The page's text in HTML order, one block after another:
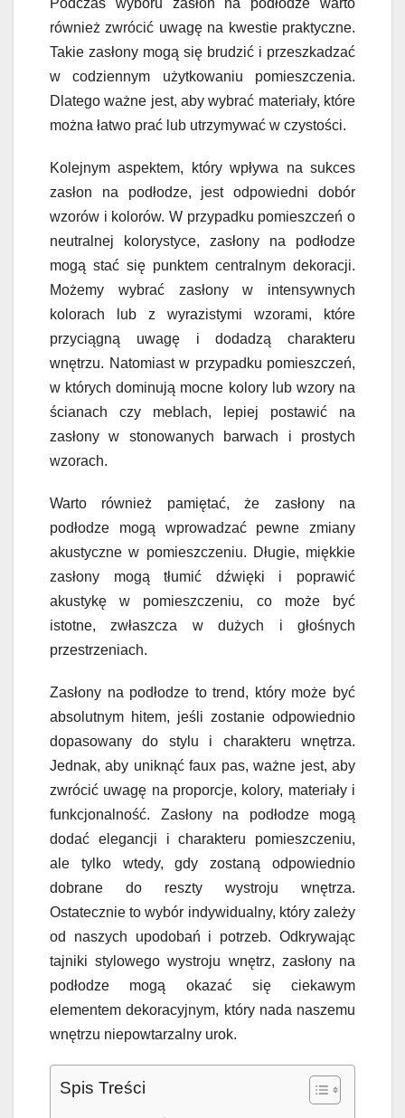
Podczas wyboru zasłon na podłodze warto
również zwrócić uwagę na kwestie praktyczne.
Takie zasłony mogą się brudzić i przeszkadzać
w codziennym użytkowaniu pomieszczenia.
Dlatego ważne jest, aby wybrać materiały, które
można łatwo prać lub utrzymywać w czystości.
Kolejnym aspektem, który wpływa na sukces
zasłon na podłodze, jest odpowiedni dobór
wzorów i kolorów. W przypadku pomieszczeń o
neutralnej kolorystyce, zasłony na podłodze
mogą stać się punktem centralnym dekoracji.
Możemy wybrać zasłony w intensywnych
kolorach lub z wyrazistymi wzorami, które
przyciągną uwagę i dodadzą charakteru
wnętrzu. Natomiast w przypadku pomieszczeń,
w których dominują mocne kolory lub wzory na
ścianach czy meblach, lepiej postawić na
zasłony w stonowanych barwach i prostych
wzorach.
Warto również pamiętać, że zasłony na
podłodze mogą wprowadzać pewne zmiany
akustyczne w pomieszczeniu. Długie, miękkie
zasłony mogą tłumić dźwięki i poprawić
akustykę w pomieszczeniu, co może być
istotne, zwłaszcza w dużych i głośnych
przestrzeniach.
Zasłony na podłodze to trend, który może być
absolutnym hitem, jeśli zostanie odpowiednio
dopasowany do stylu i charakteru wnętrza.
Jednak, aby uniknąć faux pas, ważne jest, aby
zwrócić uwagę na proporcje, kolory, materiały i
funkcjonalność. Zasłony na podłodze mogą
dodać elegancji i charakteru pomieszczeniu,
ale tylko wtedy, gdy zostaną odpowiednio
dobrane do reszty wystroju wnętrza.
Ostatecznie to wybór indywidualny, który zależy
od naszych upodobań i potrzeb. Odkrywając
tajniki stylowego wystroju wnętrz, zasłony na
podłodze mogą okazać się ciekawym
elementem dekoracyjnym, który nada naszemu
wnętrzu niepowtarzalny urok.
Spis Treści